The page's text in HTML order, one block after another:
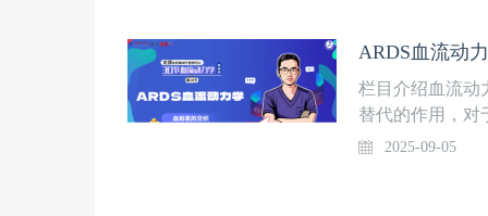
家邱实 副主任
杨斌 主治医师
导管相关性血流
染如何诊断？4
ARDS血流动
栏目介绍血流动
替代的作用，对
动力学知识显得
2025-09-05